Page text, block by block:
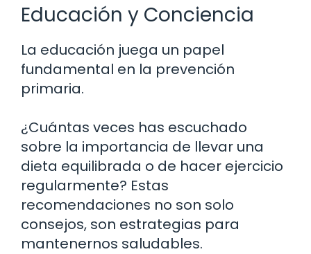
Educación y Conciencia
La educación juega un papel
fundamental en la prevención
primaria.
¿Cuántas veces has escuchado
sobre la importancia de llevar una
dieta equilibrada o de hacer ejercicio
regularmente? Estas
recomendaciones no son solo
consejos, son estrategias para
mantenernos saludables.